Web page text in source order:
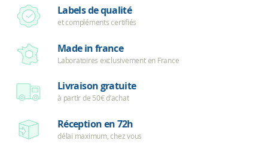
Labels de qualité
et compléments certifiés
Made in france
Laboratoires exclusivement en France
Livraison gratuite
à partir de 50€ d’achat
Réception en 72h
délai maximum, chez vous